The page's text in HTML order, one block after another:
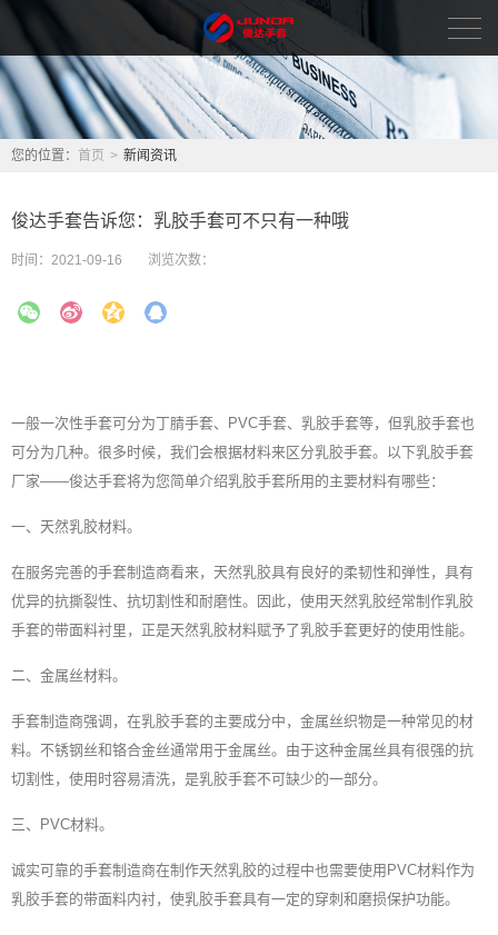
新闻资讯
English
您的位置： 首页 > 新闻资讯
俊达手套告诉您：乳胶手套可不只有一种哦
时间： 2021-09-16 浏览次数：
一般一次性手套可分为丁腈手套、PVC手套、 乳胶手套等，但乳胶手套也
可分为几种。很多时候，我们会根据材料来区分乳胶手套。以下乳胶手套
厂家——俊达手套将为您简单介绍乳胶手套所用的主要材料有哪些：
一、天然乳胶材料。
在服务完善的手套制造商看来，天然乳胶具有良好的柔韧性和弹性，具有
优异的抗撕裂性、抗切割性和耐磨性。因此，使用天然乳胶经常制作乳胶
手套的带面料衬里，正是天然乳胶材料赋予了乳胶手套更好的使用性能。
二、金属丝材料。
手套制造商强调，在乳胶手套的主要成分中，金属丝织物是一种常见的材
料。不锈钢丝和铬合金丝通常用于金属丝。由于这种金属丝具有很强的抗
切割性，使用时容易清洗，是乳胶手套不可缺少的一部分。
三、PVC材料。
诚实可靠的手套制造商在制作天然乳胶的过程中也需要使用PVC材料作为
乳胶手套的带面料内衬，使乳胶手套具有一定的穿刺和磨损保护功能。